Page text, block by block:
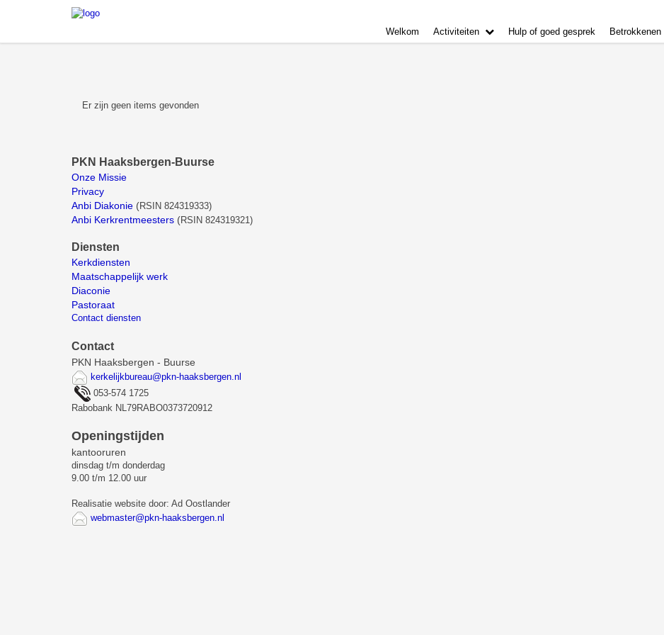
Welkom Activiteiten Hulp of goed gesprek Betrokkenen
Er zijn geen items gevonden
PKN Haaksbergen-Buurse
Onze Missie
Privacy
Anbi Diakonie (RSIN 824319333)
Anbi Kerkrentmeesters (RSIN 824319321)
Diensten
Kerkdiensten
Maatschappelijk werk
Diaconie
Pastoraat
Contact diensten
Contact
PKN Haaksbergen - Buurse
kerkelijkbureau@pkn-haaksbergen.nl
053-574 1725
Rabobank NL79RABO0373720912
Openingstijden
kantooruren
dinsdag t/m donderdag
9.00 t/m 12.00 uur
Realisatie website door: Ad Oostlander
webmaster@pkn-haaksbergen.nl